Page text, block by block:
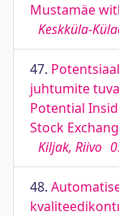
Mustamäe
Keskküla-
47.
juhtumite
Potential
Stock
Kiljak, Riivo
48.